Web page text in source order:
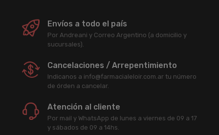
Envíos a todo el país
Por Andreani y Correo Argentino (a domicilio y
sucursales).
Cancelaciones / Arrepentimiento
Indicanos a info@farmacialeloir.com.ar tu número
de órden a cancelar.
Atención al cliente
Por mail y WhatsApp de lunes a viernes de 09 a 17
y sábados de 09 a 14hs.